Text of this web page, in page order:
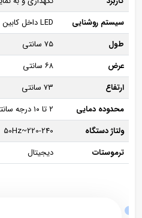
سیستم روشنایی
LED داخل کابین
طول
۷۵ سانتی
عرض
۶۸ سانتی
ارتفاع
۷۳ سانتی
محدوده دمایی
۲ تا ۱۰ درجه سانتی گراد
ولتاژ دستگاه
50Hz~220-240
ترموستات
دیجیتال